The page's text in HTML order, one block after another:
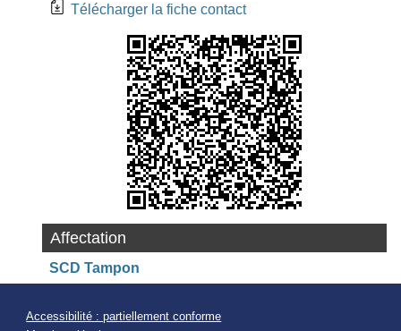
Télécharger la fiche contact
Affectation
SCD Tampon
Accessibilité : partiellement conforme